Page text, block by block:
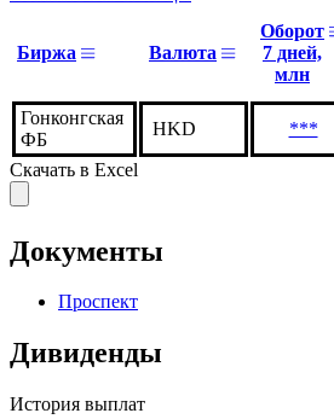
Биржа Валюта
Оборот
7 дней,
млн
Гонконгская
ФБ
HKD ***
Скачать в Excel
Документы
Проспект
Дивиденды
История выплат